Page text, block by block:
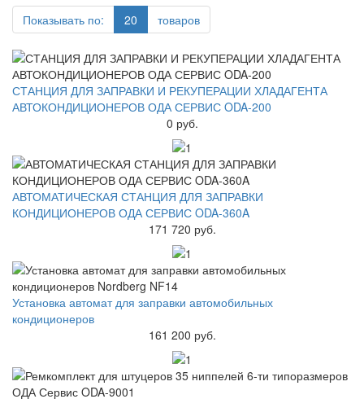
Показывать по: 20 товаров
СТАНЦИЯ ДЛЯ ЗАПРАВКИ И РЕКУПЕРАЦИИ ХЛАДАГЕНТА
АВТОКОНДИЦИОНЕРОВ ОДА СЕРВИС ODA-200
0 руб.
АВТОМАТИЧЕСКАЯ СТАНЦИЯ ДЛЯ ЗАПРАВКИ
КОНДИЦИОНЕРОВ ОДА СЕРВИС ODA-360A
171 720 руб.
Установка автомат для заправки автомобильных
кондиционеров
161 200 руб.